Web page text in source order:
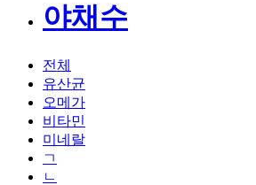
야채수
전체
유산균
오메가
비타민
미네랄
ㄱ
ㄴ